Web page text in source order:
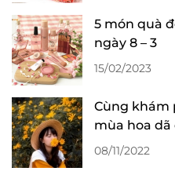
5 món quà
ngày 8 – 3
15/02/2023
Cùng khám
mùa hoa dã
08/11/2022